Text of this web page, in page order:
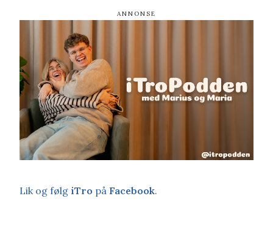
Lik og følg iTro på Facebook.